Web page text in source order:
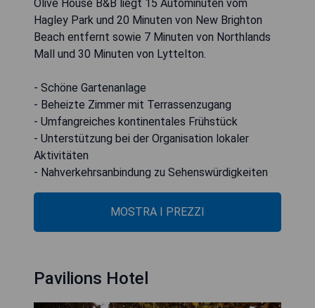
Olive House B&B liegt 15 Autominuten vom
Hagley Park und 20 Minuten von New Brighton
Beach entfernt sowie 7 Minuten von Northlands
Mall und 30 Minuten von Lyttelton.
- Schöne Gartenanlage
- Beheizte Zimmer mit Terrassenzugang
- Umfangreiches kontinentales Frühstück
- Unterstützung bei der Organisation lokaler
Aktivitäten
- Nahverkehrsanbindung zu Sehenswürdigkeiten
MOSTRA I PREZZI
Pavilions Hotel